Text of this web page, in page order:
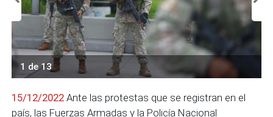
1 de 13
15/12/2022 Ante las protestas que se registran en el
país, las Fuerzas Armadas y la Policía Nacional